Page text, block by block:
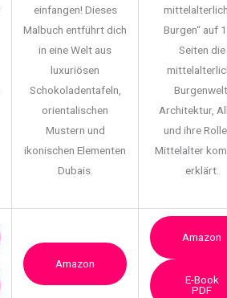
einfangen! Dieses
Malbuch entführt dich
in eine Welt aus
luxuriösen
Schokoladentafeln,
orientalischen
Mustern und
ikonischen Elementen
Dubais.
Burgen“ auf
Seiten die
Architektur,
und ihre
Mittelalter
erklärt.
Amazon
Amazon
E-Book
PDF